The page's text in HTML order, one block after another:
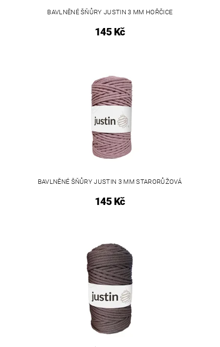
BAVLNĚNÉ ŠŇŮRY JUSTIN 3 MM HOŘČICE
145 Kč
BAVLNĚNÉ ŠŇŮRY JUSTIN 3 MM STARORŮŽOVÁ
145 Kč